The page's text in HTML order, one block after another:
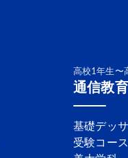
高校1年生〜
通信教
基礎デッ
受験コース